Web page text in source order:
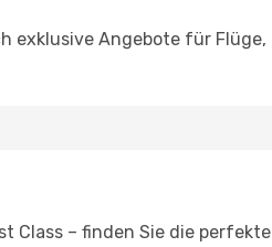
exklusive Angebote für Flüge,
Class – finden Sie die perfekte